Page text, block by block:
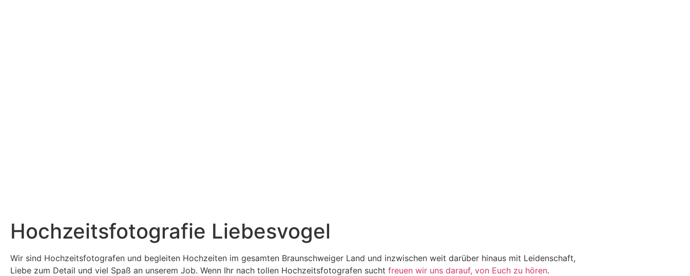
Hochzeitsfotografie Liebesvogel
Wir sind Hochzeitsfotografen und begleiten Hochzeiten im gesamten Braunschweiger Land und inzwischen weit darüber hinaus mit Leidenschaft,
Liebe zum Detail und viel Spaß an unserem Job. Wenn Ihr nach tollen Hochzeitsfotografen sucht freuen wir uns darauf, von Euch zu hören.